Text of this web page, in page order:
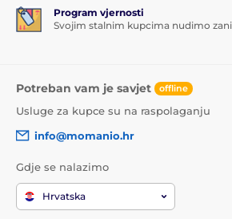
Program vjernosti
Svojim stalnim kupcima nudimo
Potreban vam je savjet offline
Usluge za kupce su na raspolaganju
info@momanio.hr
Gdje se nalazimo
Hrvatska